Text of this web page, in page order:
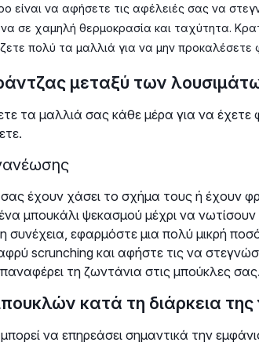
είναι να αφήσετε τις αφέλειές σας να
σε χαμηλή θερμοκρασία και ταχύτητα.
πολύ τα μαλλιά για να μην προκαλέσετε
μεταξύ των
τα μαλλιά σας κάθε μέρα για να έχετε
έχουν χάσει το σχήμα τους ή έχουν
μπουκάλι ψεκασμού μέχρι να
συνέχεια, εφαρμόστε μια πολύ μικρή
scrunching και αφήστε τις να
τη ζωντάνια στις μπούκλες σας.
κατά τη διάρκεια της
να επηρεάσει σημαντικά την